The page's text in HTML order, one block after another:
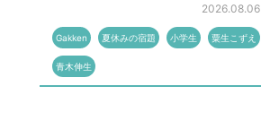
2026.08.06
Gakken 夏休みの宿題 小学生 粟生こずえ
青木伸生